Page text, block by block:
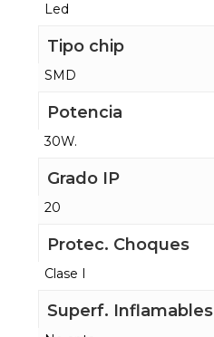
Led
Tipo chip
SMD
Potencia
30W.
Grado IP
20
Protec. Choques
Clase I
Superf. Inflamables